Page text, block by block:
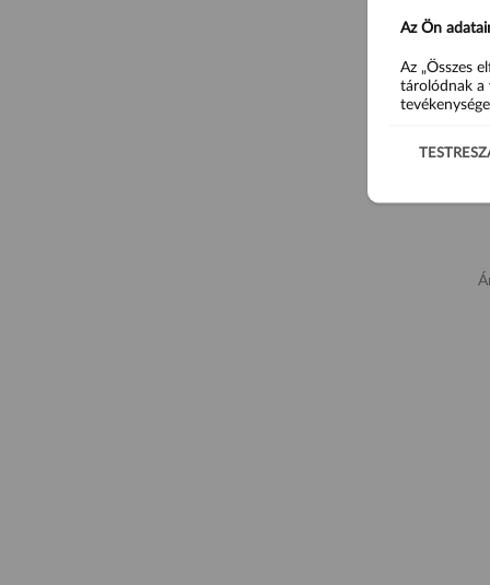
Az Ön
Az „Összes
tárolódnak a